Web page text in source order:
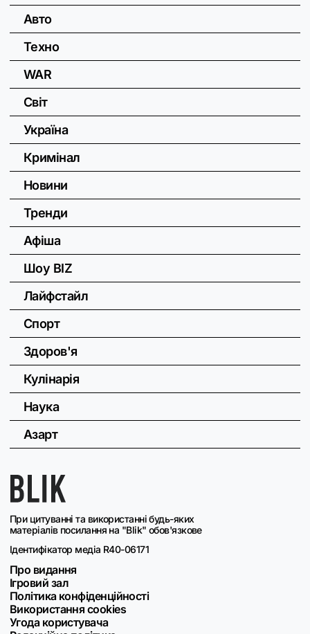
При цитуванні та використанні будь-яких
матеріалів посилання на "Blik" обов'язкове
Ідентифікатор медіа R40-06171
Про видання
Ігровий зал
Політика конфіденційності
Використання cookies
Угода користувача
Авто
Техно
WAR
Світ
Україна
Кримінал
Новини
Тренди
Афіша
Шоу BIZ
Лайфстайл
Спорт
Здоров'я
Кулінарія
Наука
Азарт